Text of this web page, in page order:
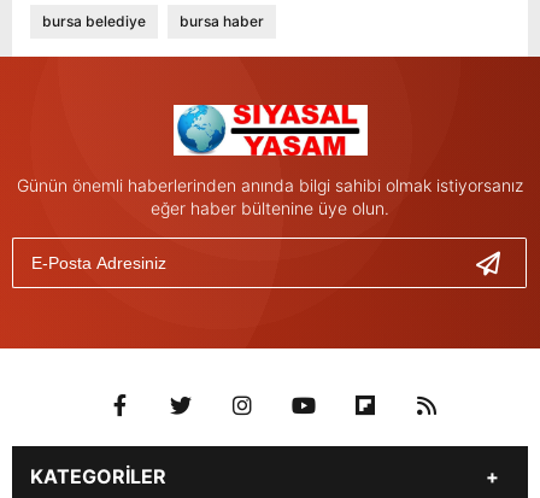
bursa belediye bursa haber
Günün önemli haberlerinden anında bilgi sahibi olmak istiyorsanız
eğer haber bültenine üye olun.
KATEGORİLER